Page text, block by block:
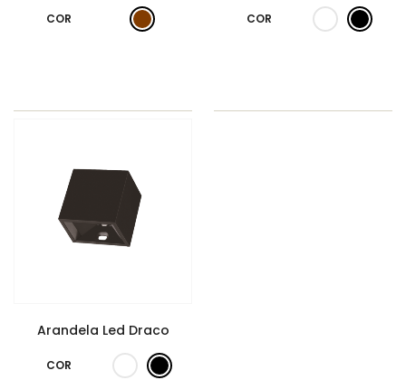
COR COR
Arandela Led Draco
COR